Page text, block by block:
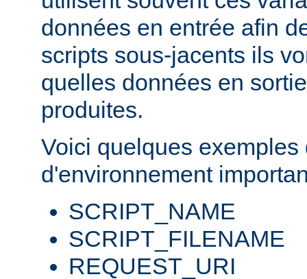
données en entrée afin
scripts sous-jacents ils
quelles données en
produites.
Voici quelques exemples
d'environnement
SCRIPT_NAME
SCRIPT_FILENAME
REQUEST_URI